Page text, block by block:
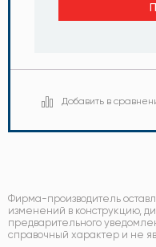
Добавить в
Фирма-производитель
изменений в конструкцию,
предварительного
справочный характер и не